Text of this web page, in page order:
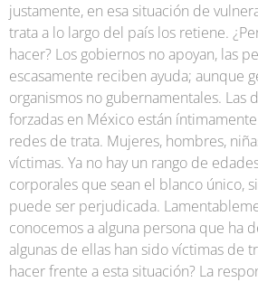
justamente, en esa situación de
trata a lo largo del país los retiene.
hacer? Los gobiernos no apoyan, las
escasamente reciben ayuda; aunque
organismos no gubernamentales. Las
forzadas en México están
redes de trata. Mujeres, hombres,
víctimas. Ya no hay un rango de
corporales que sean el blanco único,
puede ser perjudicada.
conocemos a alguna persona que ha
algunas de ellas han sido víctimas de
hacer frente a esta situación? La